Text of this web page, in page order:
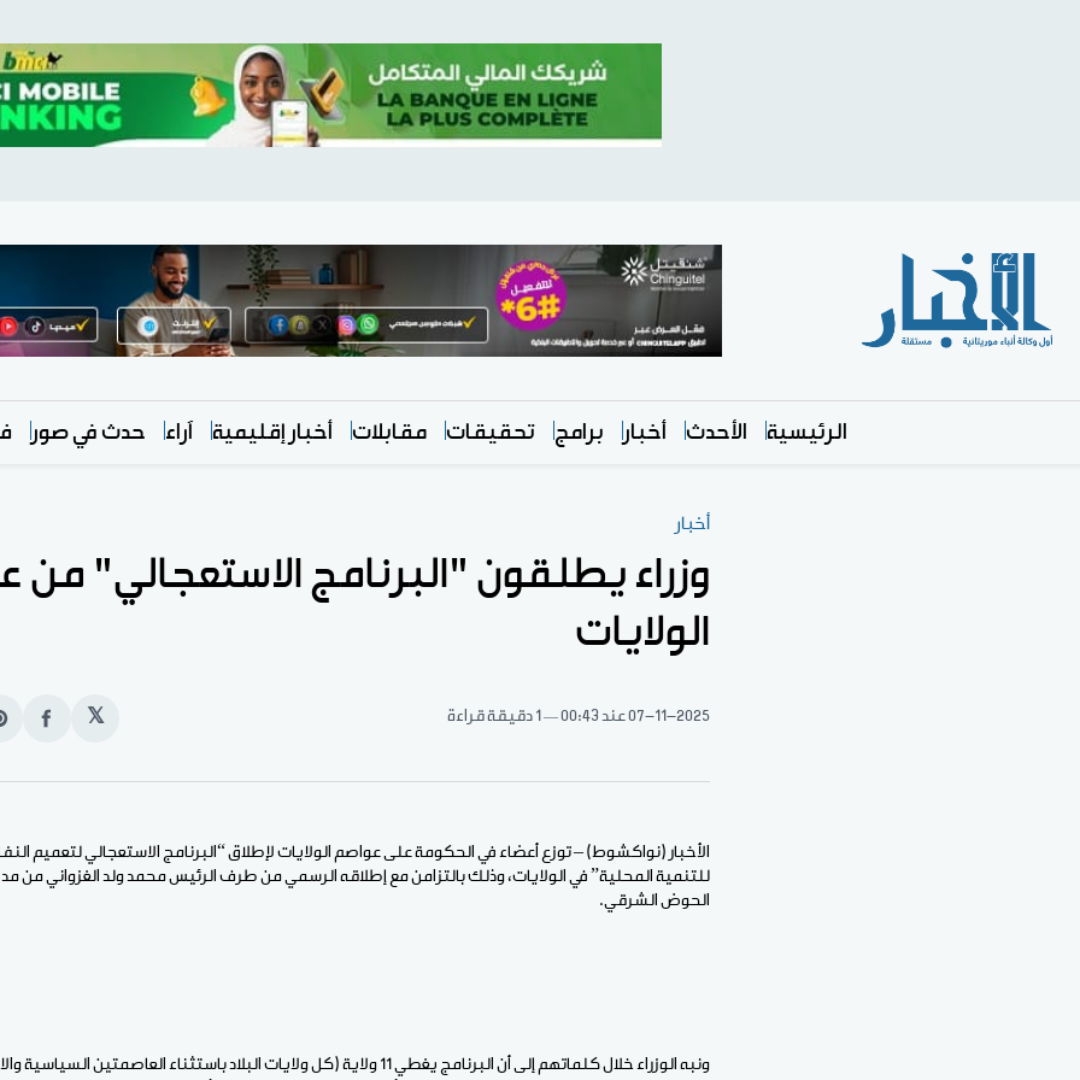
الرئيسية الأحدث أخبار برامج تحقيقات مقابلات أخبار إقليمية آراء حدث في صور
أخبار
وزراء يطلقون "البرنامج الاستعجالي" من
الولايات
07-11-2025عند 00:43 1 دقيقة قراءة 𝕏
انشر
الأخبار (نواكشوط) – توزع أعضاء في الحكومة على عواصم الولايات لإطلاق “البرنامج الاستعجالي لتعميم
للتنمية المحلية” في الولايات، وذلك بالتزامن مع إطلاقه الرسمي من طرف الرئيس محمد ولد الغزواني من
الحوض الشرقي.
ونبه الوزراء خلال كلماتهم إلى أن البرنامج يغطي 11 ولاية (كل ولايات البلاد باستثناء